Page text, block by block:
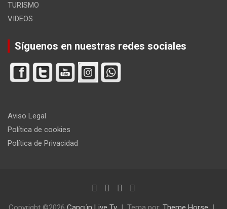
TURISMO
VIDEOS
Síguenos en nuestras redes sociales
Aviso Legal
Política de cookies
Política de Privacidad